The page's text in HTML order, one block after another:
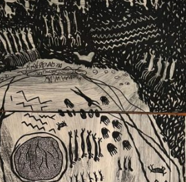
| Vigilada Mineducación.
universidad: Decreto 1297 del 30
de personería jurídica:
febrero de 1949, Minjusticia.
de alta calidad, 10 años:
16 de enero del 2025.
Ext. 2626
Educación
Continua
Ext. 4795